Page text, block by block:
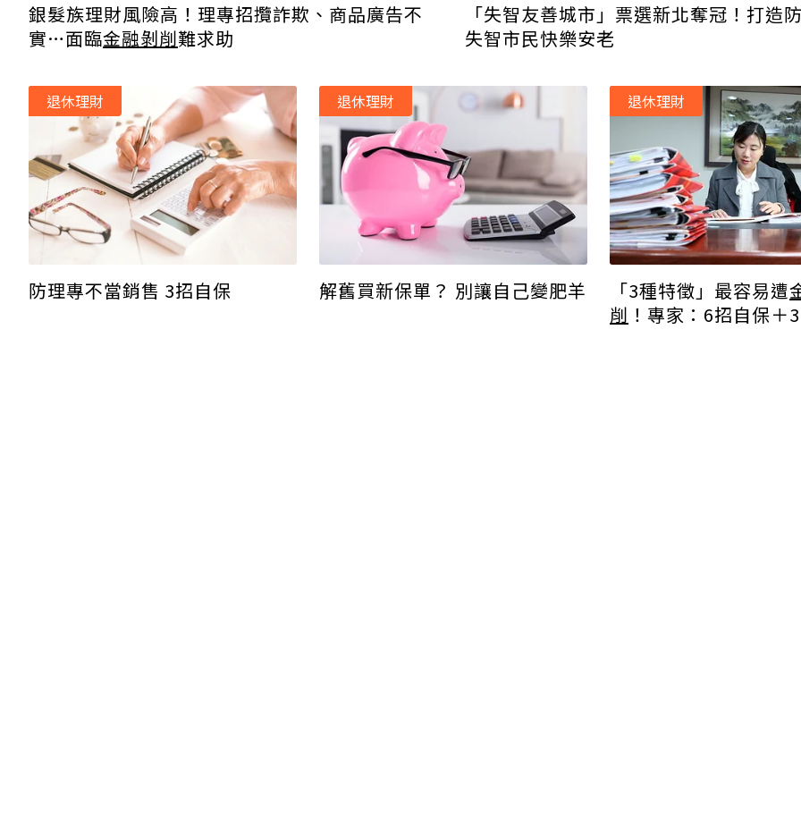
銀髮族理財風險高！理專招攬詐欺、商品廣告不
實…面臨金融剝削難求助
「失智友善城市」票選新北奪冠！打造
失智市民快樂安老
防理專不當銷售 3招自保
退休理財
解舊買新保單？ 別讓自己變肥羊
退休理財
「3種特徵」最容易遭
削 ！專家：6招自保＋
退休理財